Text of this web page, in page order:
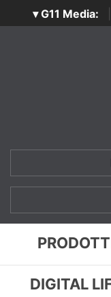
▾ G11 Media:
SecurityOpenLab
DIGITAL